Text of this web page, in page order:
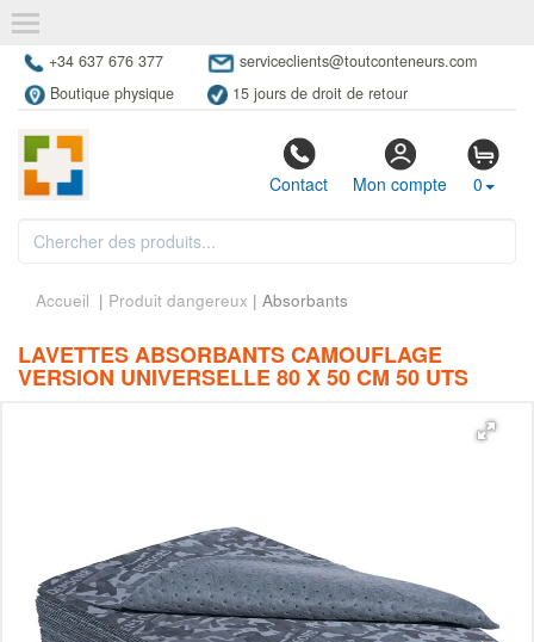
+34 637 676 377
serviceclients@toutconteneurs.com
Boutique physique
15 jours de droit de retour
Contact Mon compte 0
Accueil | Produit dangereux | Absorbants
LAVETTES ABSORBANTS CAMOUFLAGE
VERSION UNIVERSELLE 80 X 50 CM 50 UTS